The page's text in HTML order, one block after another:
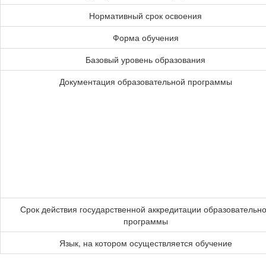
Нормативный срок освоения
Форма обучения
Базовый уровень образования
Документация образовательной программы
Срок действия государственной аккредитации
программы
Язык, на котором осуществляется обучение